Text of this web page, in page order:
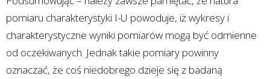
pomiaru charakterystyki I-U powoduje, iż wykresy i
charakterystyczne wyniki pomiarów mogą być odmienne
od oczekiwanych. Jednak takie pomiary powinny
oznaczać, że coś niedobrego dzieje się z badaną